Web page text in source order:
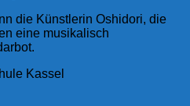
die Künstlerin Oshidori, die
eine musikalisch
Kassel